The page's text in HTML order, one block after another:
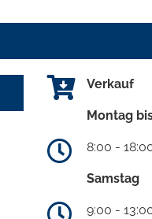
Verkauf
Montag
8:00 -
Samstag
9:00 -